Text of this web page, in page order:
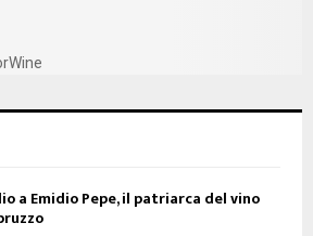
a Emidio Pepe, il patriarca del vino